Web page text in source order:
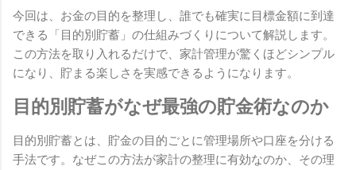
今回は、お金の目的を整理し、誰でも確実に目標金額に到達
できる「目的別貯蓄」の仕組みづくりについて解説します。
この方法を取り入れるだけで、家計管理が驚くほどシンプル
になり、貯まる楽しさを実感できるようになります。
目的別貯蓄がなぜ最強の貯金術なのか
目的別貯蓄とは、貯金の目的ごとに管理場所や口座を分ける
手法です。なぜこの方法が家計の整理に有効なのか、その理